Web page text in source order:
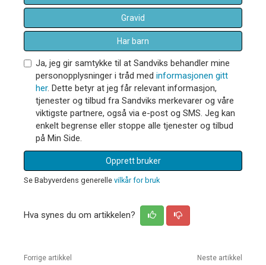
Gravid
Har barn
Ja, jeg gir samtykke til at Sandviks behandler mine
personopplysninger i tråd med informasjonen gitt
her. Dette betyr at jeg får relevant informasjon,
tjenester og tilbud fra Sandviks merkevarer og våre
viktigste partnere, også via e-post og SMS. Jeg kan
enkelt begrense eller stoppe alle tjenester og tilbud
på Min Side.
Opprett bruker
Se Babyverdens generelle vilkår for bruk
Hva synes du om artikkelen?
Forrige artikkel Neste artikkel